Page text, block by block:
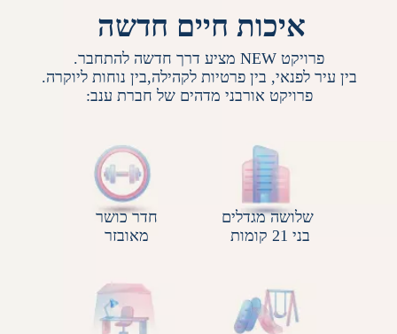
איכות חיים חדשה
פרויקט NEW מציע דרך חדשה להתחבר.
בין עיר לפנאי, בין פרטיות לקהילה,בין נוחות ליוקרה.
פרויקט אורבני מדהים של חברת ענב:
שלושה מגדלים
בני 21 קומות
חדר כושר
​​​​​​​מאובזר